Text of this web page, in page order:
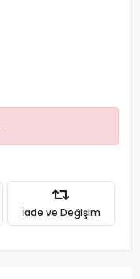
İade ve Değişim